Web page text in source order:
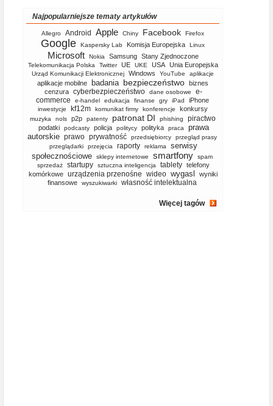
Najpopularniejsze tematy artykułów
Allegro Android Apple Chiny Facebook Firefox
Google Kaspersky Lab Komisja Europejska Linux
Microsoft Nokia Samsung Stany Zjednoczone
Telekomunikacja Polska Twitter UE UKE USA Unia Europejska
Urząd Komunikacji Elektronicznej Windows YouTube aplikacje
aplikacje mobilne badania bezpieczeństwo biznes
cenzura cyberbezpieczeństwo dane osobowe
e-
commerce
e-handel edukacja finanse gry iPad iPhone
inwestycje kf12m komunikat firmy konferencje konkursy
muzyka nols p2p patenty patronat DI phishing piractwo
podatki podcasty policja politycy polityka praca
prawa
autorskie prawo prywatność przedsiębiorcy
przegląd prasy
przeglądarki
przejęcia raporty reklama
serwisy
społecznościowe
sklepy internetowe smartfony
spam
sprzedaż
startupy sztuczna inteligencja tablety telefony
komórkowe
urządzenia przenośne wideo wygasl
wyniki
finansowe
wyszukiwarki własność intelektualna
Więcej tagów